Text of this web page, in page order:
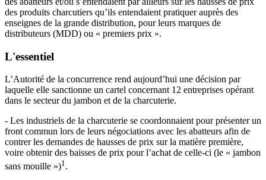
des produits charcutiers qu’ils entendaient pratiquer auprès des
enseignes de la grande distribution, pour leurs marques de
distributeurs (MDD) ou « premiers prix ».
L'essentiel
L’Autorité de la concurrence rend aujourd’hui une décision par
laquelle elle sanctionne un cartel concernant 12 entreprises opérant
dans le secteur du jambon et de la charcuterie.
- Les industriels de la charcuterie se coordonnaient pour présenter un
front commun lors de leurs négociations avec les abatteurs afin de
contrer les demandes de hausses de prix sur la matière première,
voire obtenir des baisses de prix pour l’achat de celle-ci (le « jambon
sans mouille »)1 .